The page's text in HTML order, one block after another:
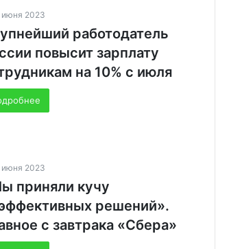
июня 2023
работодатель
повысит зарплату
на 10% с июля
июня 2023
приняли кучу
решений».
с завтрака «Сбера»